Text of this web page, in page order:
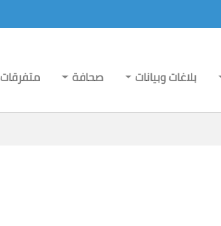
بلاغات وبيانات صحافة متفرقات